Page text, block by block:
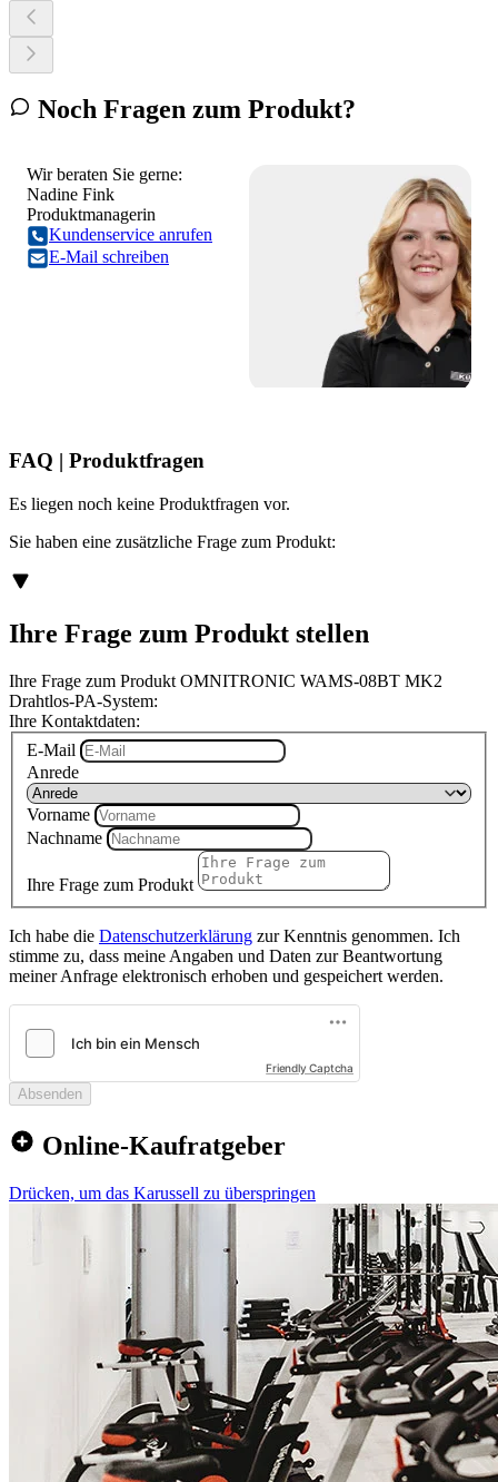
Noch Fragen zum Produkt?
Wir beraten Sie gerne:
Nadine Fink
Produktmanagerin
Kundenservice anrufen
E-Mail schreiben
FAQ | Produktfragen
Es liegen noch keine Produktfragen vor.
Sie haben eine zusätzliche Frage zum Produkt:
Ihre Frage zum Produkt stellen
Ihre Frage zum Produkt OMNITRONIC WAMS-08BT MK2
Drahtlos-PA-System:
Ihre Kontaktdaten:
E-Mail
Anrede
Vorname
Nachname
Ihre Frage zum Produkt
Ich habe die Datenschutzerklärung zur Kenntnis genommen. Ich
stimme zu, dass meine Angaben und Daten zur Beantwortung
meiner Anfrage elektronisch erhoben und gespeichert werden.
Friendly Captcha
Absenden
Online-Kaufratgeber
Drücken, um das Karussell zu überspringen